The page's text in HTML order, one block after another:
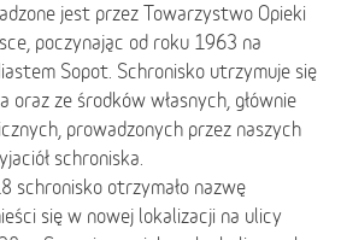
jest przez Towarzystwo Opieki
poczynając od roku 1963 na
Sopot. Schronisko utrzymuje się
ze środków własnych, głównie
prowadzonych przez naszych
schroniska.
schronisko otrzymało nazwę
się w nowej lokalizacji na ulicy